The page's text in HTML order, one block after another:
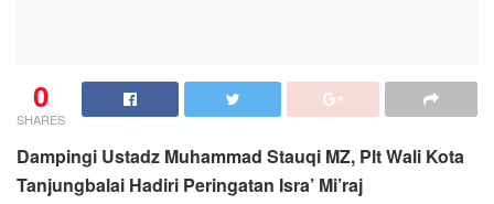
0
SHARES
Dampingi Ustadz Muhammad Stauqi MZ, Plt Wali Kota
Tanjungbalai Hadiri Peringatan Isra’ Mi’raj